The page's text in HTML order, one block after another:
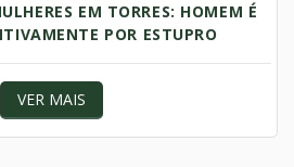
EM TORRES: HOMEM É
POR ESTUPRO
VER MAIS